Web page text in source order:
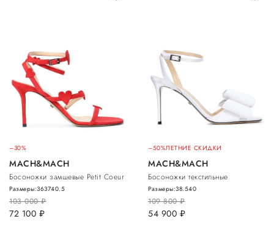
–30%
MACH&MACH
Босоножки замшевые Petit Coeur
103 000руб.
72 100 руб.
Размеры:363740.5
–50%ЛЕТНИЕ СКИДКИ
MACH&MACH
Босоножки текстильные
109 800руб.
54 900 руб.
Размеры:38.540